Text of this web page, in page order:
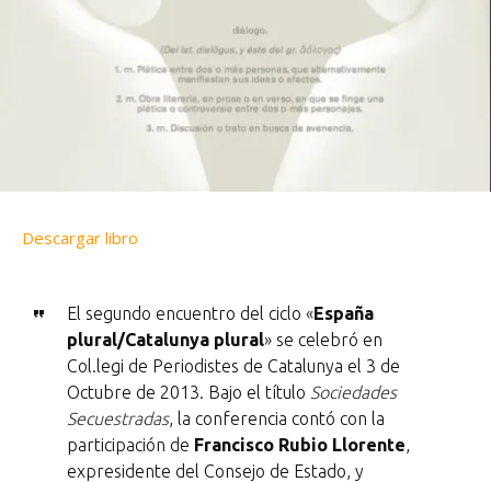
Descargar libro
El segundo encuentro del ciclo «España
plural/Catalunya plural» se celebró en
Col.legi de Periodistes de Catalunya el 3 de
Octubre de 2013. Bajo el título Sociedades
Secuestradas, la conferencia contó con la
participación de Francisco Rubio Llorente,
expresidente del Consejo de Estado, y